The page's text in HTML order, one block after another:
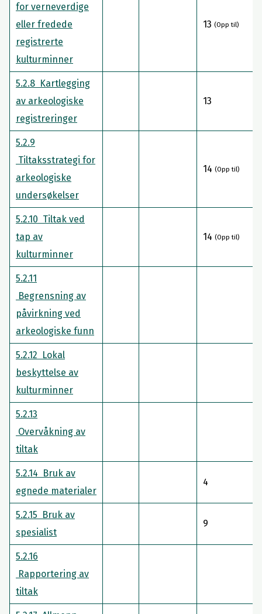
for verneverdige
eller fredede
registrerte
kulturminner
13 (Opp til)
5.2.8 Kartlegging
av arkeologiske
registreringer
13
5.2.9
Tiltaksstrategi for
arkeologiske
undersøkelser
14 (Opp til)
5.2.10 Tiltak ved
tap av
kulturminner
14 (Opp til)
5.2.11
Begrensning av
påvirkning ved
arkeologiske funn
5.2.12 Lokal
beskyttelse av
kulturminner
5.2.13
Overvåkning av
tiltak
5.2.14 Bruk av
egnede materialer
4
5.2.15 Bruk av
spesialist
9
5.2.16
Rapportering av
tiltak